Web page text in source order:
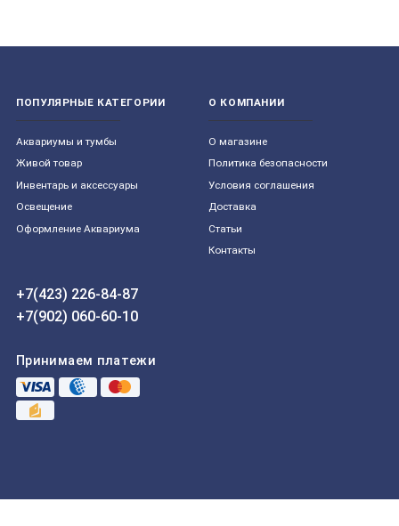
ПОПУЛЯРНЫЕ КАТЕГОРИИ
Aквариумы и тумбы
Живой товар
Инвентарь и аксессуары
Освещение
Оформление Аквариума
О КОМПАНИИ
О магазине
Политика безопасности
Условия соглашения
Доставка
Статьи
Контакты
+7(423) 226-84-87
+7(902) 060-60-10
Принимаем платежи